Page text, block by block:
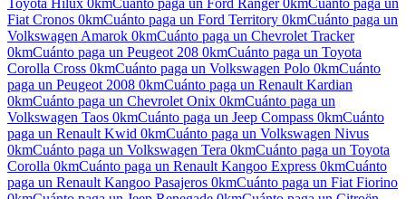
Fiat Cronos 0kmCuánto paga un Ford Territory 0kmCuánto paga un
Volkswagen Amarok 0kmCuánto paga un Chevrolet Tracker
0kmCuánto paga un Peugeot 208 0kmCuánto paga un Toyota
Corolla Cross 0kmCuánto paga un Volkswagen Polo 0kmCuánto
paga un Peugeot 2008 0kmCuánto paga un Renault Kardian
0kmCuánto paga un Chevrolet Onix 0kmCuánto paga un
Volkswagen Taos 0kmCuánto paga un Jeep Compass 0kmCuánto
paga un Renault Kwid 0kmCuánto paga un Volkswagen Nivus
0kmCuánto paga un Volkswagen Tera 0kmCuánto paga un Toyota
Corolla 0kmCuánto paga un Renault Kangoo Express 0kmCuánto
paga un Renault Kangoo Pasajeros 0kmCuánto paga un Fiat Fiorino